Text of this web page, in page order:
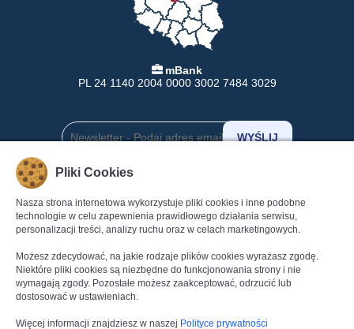
mBank
PL 24 1140 2004 0000 3002 7484 3029
Formy Płatności
Dostawa
Zwroty
Gwarancja
Reklamacje
Pomoc
Polityka Prywatności
Dane kontaktowe
Pliki Cookies
Nasza strona internetowa wykorzystuje pliki cookies i inne podobne
technologie w celu zapewnienia prawidłowego działania serwisu,
personalizacji treści, analizy ruchu oraz w celach marketingowych.
Możesz zdecydować, na jakie rodzaje plików cookies wyrażasz zgodę.
Niektóre pliki cookies są niezbędne do funkcjonowania strony i nie
wymagają zgody. Pozostałe możesz zaakceptować, odrzucić lub
dostosować w ustawieniach.
Więcej informacji znajdziesz w naszej Polityce prywatności